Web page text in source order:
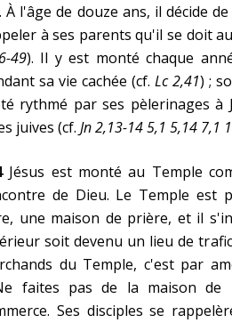
À l'âge de douze ans, il décide
à ses parents qu'il se doit
49). Il y est monté chaque
sa vie cachée (cf. Lc 2,41) ;
rythmé par ses pèlerinages à
juives (cf. Jn 2,13-14 5,1 5,14 7,1
Jésus est monté au Temple
de Dieu. Le Temple est
une maison de prière, et il
soit devenu un lieu de
du Temple, c'est par
faites pas de la maison de
Ses disciples se